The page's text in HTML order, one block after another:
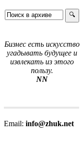
Бизнес есть искусство
угадывать будущее и
извлекать из этого
пользу.
NN
Email: info@zhuk.net